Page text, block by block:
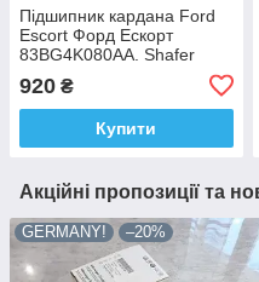
Підшипник кардана Ford
Escort Форд Ескорт
83BG4K080AA. Shafer
920 ₴
Купити
Акційні пропозиції та
GERMANY! –20%